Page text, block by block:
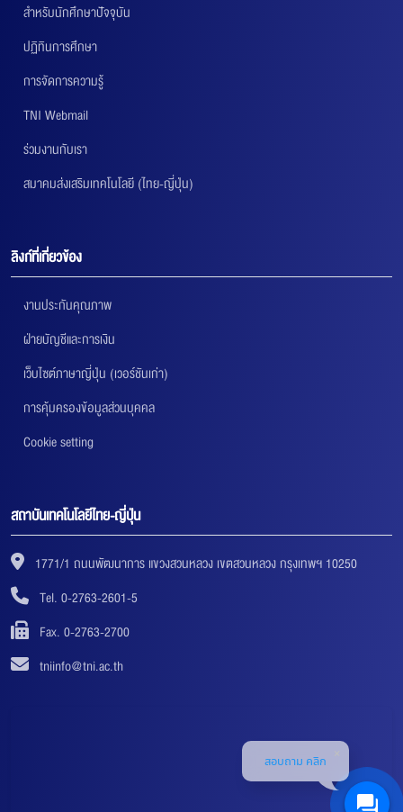
สำหรับนักศึกษาปัจจุบัน
ปฏิทินการศึกษา
การจัดการความรู้
TNI Webmail
ร่วมงานกับเรา
สมาคมส่งเสริมเทคโนโลยี (ไทย-ญี่ปุ่น)
ลิงก์ที่เกี่ยวข้อง
งานประกันคุณภาพ
ฝ่ายบัญชีและการเงิน
เว็บไซต์ภาษาญี่ปุ่น (เวอร์ชันเก่า)
การคุ้มครองข้อมูลส่วนบุคคล
Cookie setting
สถาบันเทคโนโลยีไทย-ญี่ปุ่น
1771/1 ถนนพัฒนาการ แขวงสวนหลวง เขตสวนหลวง กรุงเทพฯ 10250
Tel. 0-2763-2601-5
Fax. 0-2763-2700
tniinfo@tni.ac.th
สอบถาม คลิก